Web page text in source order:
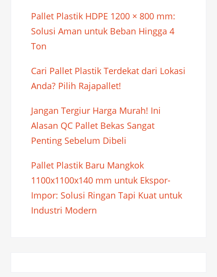
Pallet Plastik HDPE 1200 × 800 mm:
Solusi Aman untuk Beban Hingga 4
Ton
Cari Pallet Plastik Terdekat dari Lokasi
Anda? Pilih Rajapallet!
Jangan Tergiur Harga Murah! Ini
Alasan QC Pallet Bekas Sangat
Penting Sebelum Dibeli
Pallet Plastik Baru Mangkok
1100x1100x140 mm untuk Ekspor-
Impor: Solusi Ringan Tapi Kuat untuk
Industri Modern